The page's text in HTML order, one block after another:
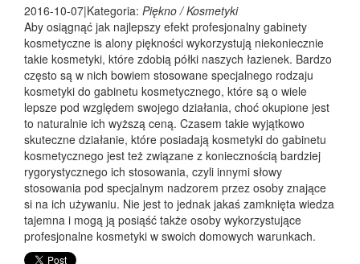
2016-10-07|Kategoria: Piękno / Kosmetyki
Aby osiągnąć jak najlepszy efekt profesjonalny gabinety
kosmetyczne is alony piękności wykorzystują niekoniecznie
takie kosmetyki, które zdobią półki naszych łazienek. Bardzo
często są w nich bowiem stosowane specjalnego rodzaju
kosmetyki do gabinetu kosmetycznego, które są o wiele
lepsze pod względem swojego działania, choć okupione jest
to naturalnie ich wyższą ceną. Czasem takie wyjątkowo
skuteczne działanie, które posiadają kosmetyki do gabinetu
kosmetycznego jest też związane z koniecznością bardziej
rygorystycznego ich stosowania, czyli innymi słowy
stosowania pod specjalnym nadzorem przez osoby znające
si na ich używaniu. Nie jest to jednak jakaś zamknięta wiedza
tajemna i mogą ją posiąść także osoby wykorzystujące
profesjonalne kosmetyki w swoich domowych warunkach.